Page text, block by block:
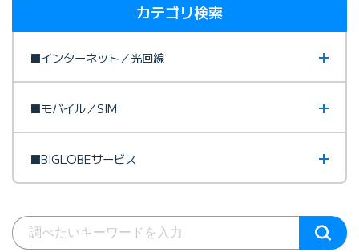
カテゴリ検索
■インターネット／光回線
■モバイル／SIM
■BIGLOBEサービス